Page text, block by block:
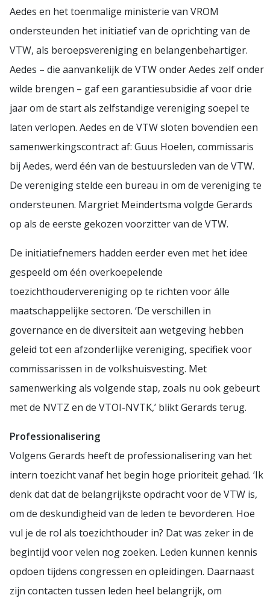
Aedes en het toenmalige ministerie van VROM
ondersteunden het initiatief van de oprichting van de
VTW, als beroepsvereniging en belangenbehartiger.
Aedes – die aanvankelijk de VTW onder Aedes zelf onder
wilde brengen – gaf een garantiesubsidie af voor drie
jaar om de start als zelfstandige vereniging soepel te
laten verlopen. Aedes en de VTW sloten bovendien een
samenwerkingscontract af: Guus Hoelen, commissaris
bij Aedes, werd één van de bestuursleden van de VTW.
De vereniging stelde een bureau in om de vereniging te
ondersteunen. Margriet Meindertsma volgde Gerards
op als de eerste gekozen voorzitter van de VTW.
De initiatiefnemers hadden eerder even met het idee
gespeeld om één overkoepelende
toezichthoudervereniging op te richten voor álle
maatschappelijke sectoren. ‘De verschillen in
governance en de diversiteit aan wetgeving hebben
geleid tot een afzonderlijke vereniging, specifiek voor
commissarissen in de volkshuisvesting. Met
samenwerking als volgende stap, zoals nu ook gebeurt
met de NVTZ en de VTOI-NVTK,’ blikt Gerards terug.
Professionalisering
Volgens Gerards heeft de professionalisering van het
intern toezicht vanaf het begin hoge prioriteit gehad. ‘Ik
denk dat dat de belangrijkste opdracht voor de VTW is,
om de deskundigheid van de leden te bevorderen. Hoe
vul je de rol als toezichthouder in? Dat was zeker in de
begintijd voor velen nog zoeken. Leden kunnen kennis
opdoen tijdens congressen en opleidingen. Daarnaast
zijn contacten tussen leden heel belangrijk, om